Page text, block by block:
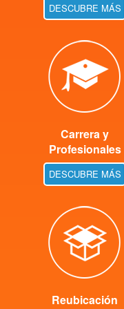
DESCUBRE MÁS
Carrera y
Profesionales
DESCUBRE MÁS
Reubicación